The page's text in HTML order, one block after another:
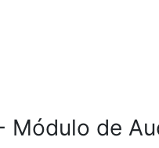
Módulo de